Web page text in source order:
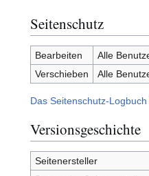
Seitenschutz
Bearbeiten
Alle
Verschieben
Alle
Das Seitenschutz-
Versionsgeschichte
Seitenersteller